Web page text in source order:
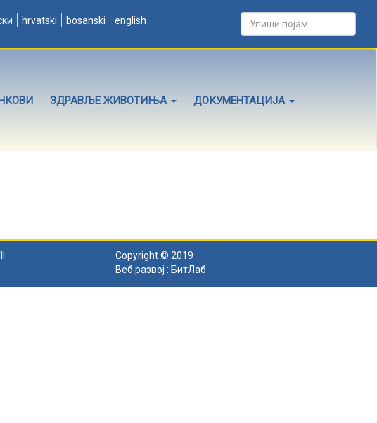
hrvatski bosanski english
ЗДРАВЉЕ ЖИВОТИЊА ДОКУМЕНТАЦИЈА
Copyright © 2019
Веб развој : БитЛаб